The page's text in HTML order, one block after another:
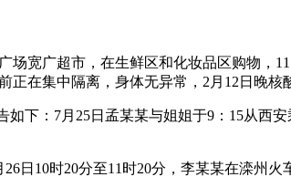
场宽广超市，在生鲜区和化妆品区购物，
在集中隔离，身体无异常，2月12日晚核
下：7月25日孟某某与姐姐于9：15从西
日10时20分至11时20分，李某某在滦州